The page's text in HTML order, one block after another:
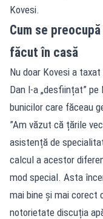
Kovesi.
Cum se
făcut în casă
Nu doar Kovesi a
Dan l-a „desființat”
bunicilor care făceau
”Am văzut că țările
asistență de
calcul a acestor
mod special. Asta
mai bine și mai corect
notorietate discuția